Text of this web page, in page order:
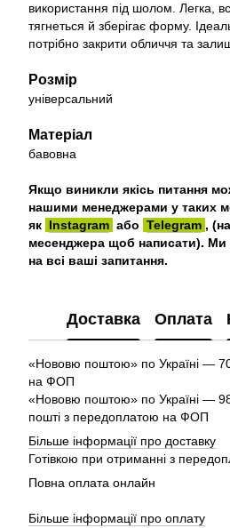
використання під шолом. Легка,
тягнеться й зберігає форму.
потрібно закрити обличчя та
Розмір
універсальний
Матеріал
бавовна
Якщо виникли якісь питання
нашими менеджерами у таких
як Instagram або Telegram ,
месенджера щоб написати). Ми
на всі ваші запитання.
Доставка Оплата
«Нововю поштою» по Україні —
на ФОП
«Нововю поштою» по Україні —
пошті з передоплатою на ФОП
Більше інформації про доставку
Готівкою при отриманні з
Повна оплата онлайн
Більше інформації про оплату